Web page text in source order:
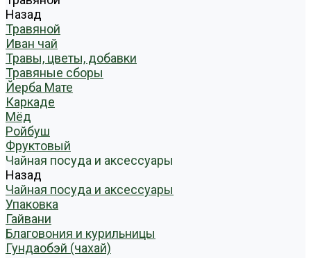
Назад
Травяной
Иван чай
Травы, цветы, добавки
Травяные сборы
Йерба Мате
Каркаде
Мёд
Ройбуш
Фруктовый
Чайная посуда и аксессуары
Назад
Чайная посуда и аксессуары
Упаковка
Гайвани
Благовония и курильницы
Гундаобэй (чахай)